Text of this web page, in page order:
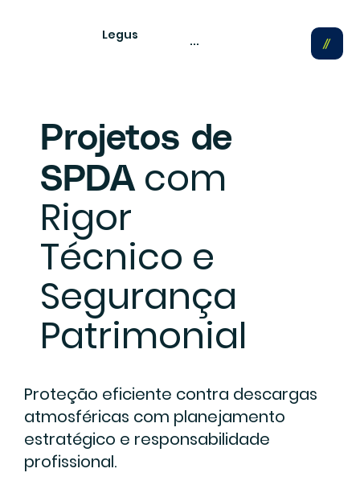
Legus ...
Projetos de
SPDAcom
Rigor
Técnico e
Segurança
Patrimonial
Proteção eficiente contra descargas
atmosféricas com planejamento
estratégico e responsabilidade
profissional.